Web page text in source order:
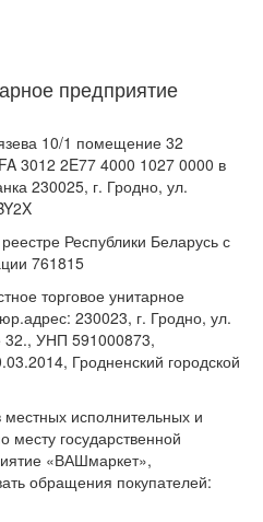
предприятие
10/1 помещение 32
3012 2E77 4000 1027 0000 в
230025, г. Гродно, ул.
Республики Беларусь с
761815
торговое унитарное
230023, г. Гродно, ул.
УНП 591000873,
Гродненский городской
исполнительных и
месту государственной
«ВАШмаркет»,
обращения покупателей: